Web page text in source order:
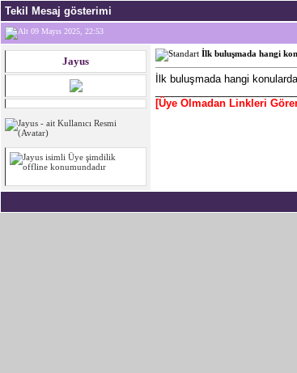
Tekil Mesaj gösterimi
09 Mayıs 2025, 22:53
Jayus
İlk buluşmada hangi
İlk buluşmada hangi
[Üye Olmadan Linkleri